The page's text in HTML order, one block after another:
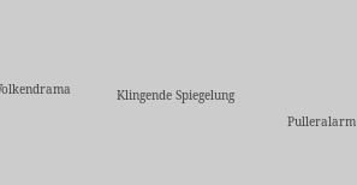
Klingende Spiegelung
Pulleralarm